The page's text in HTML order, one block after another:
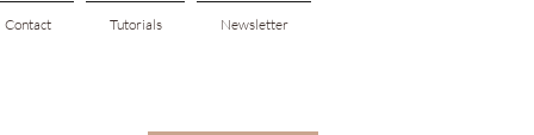
Contact Tutorials Newsletter